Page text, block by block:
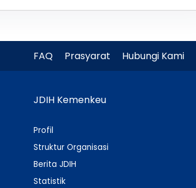
FAQ Prasyarat Hubungi Kami
JDIH Kemenkeu
Profil
Struktur Organisasi
Berita JDIH
Statistik